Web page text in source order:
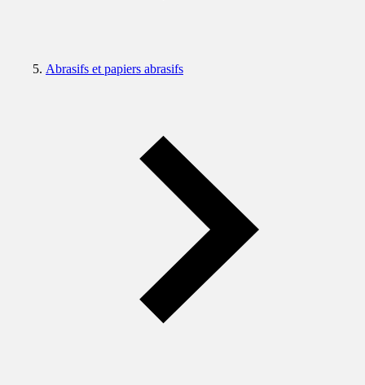
Abrasifs et papiers abrasifs